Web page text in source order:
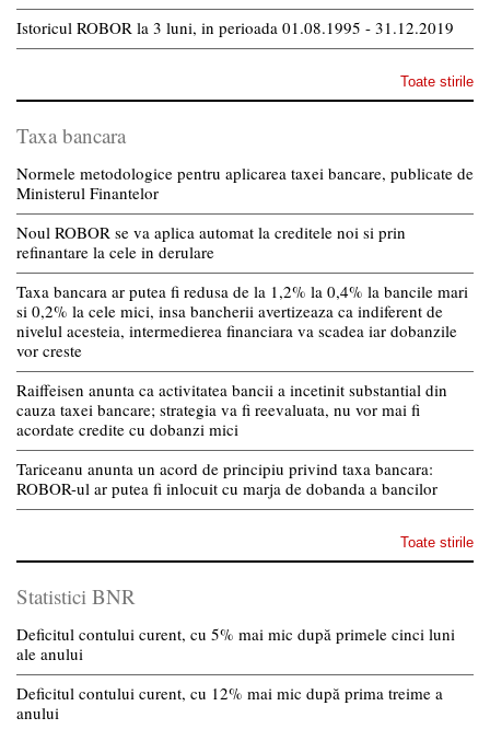
Istoricul ROBOR la 3 luni, in perioada 01.08.1995 - 31.12.2019
Toate stirile
Taxa bancara
Normele metodologice pentru aplicarea taxei bancare, publicate de
Ministerul Finantelor
Noul ROBOR se va aplica automat la creditele noi si prin
refinantare la cele in derulare
Taxa bancara ar putea fi redusa de la 1,2% la 0,4% la bancile mari
si 0,2% la cele mici, insa bancherii avertizeaza ca indiferent de
nivelul acesteia, intermedierea financiara va scadea iar dobanzile
vor creste
Raiffeisen anunta ca activitatea bancii a incetinit substantial din
cauza taxei bancare; strategia va fi reevaluata, nu vor mai fi
acordate credite cu dobanzi mici
Tariceanu anunta un acord de principiu privind taxa bancara:
ROBOR-ul ar putea fi inlocuit cu marja de dobanda a bancilor
Toate stirile
Statistici BNR
Deficitul contului curent, cu 5% mai mic după primele cinci luni
ale anului
Deficitul contului curent, cu 12% mai mic după prima treime a
anului